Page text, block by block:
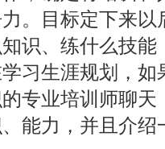
。目标定下来
识、练什么技
习生涯规划，
专业培训师聊
能力，并且介